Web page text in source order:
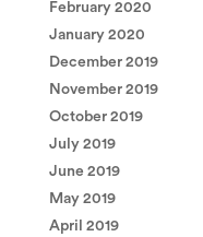
February 2020
January 2020
December 2019
November 2019
October 2019
July 2019
June 2019
May 2019
April 2019